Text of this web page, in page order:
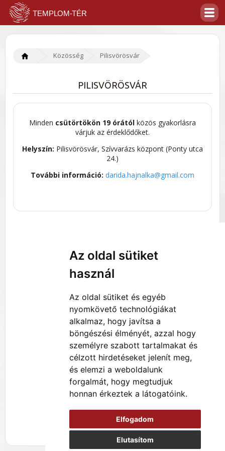
Az oldal sütiket
használ
Az oldal sütiket és egyéb
nyomkövető technológiákat
alkalmaz, hogy javítsa a
böngészési élményét, azzal hogy
személyre szabott tartalmakat és
célzott hirdetéseket jelenít meg,
és elemzi a weboldalunk
forgalmát, hogy megtudjuk
honnan érkeztek a látogatóink.
Elfogadom
Elutasítom
Közösség Pilisvörösvár
PILISVÖRÖSVÁR
Minden csütörtökön 19 órától közös gyakorlásra
várjuk az érdeklődőket.
Helyszín: Pilisvörösvár, Szívvarázs központ (Ponty utca
24.)
További információ: darida.hajnalka@gmail.com